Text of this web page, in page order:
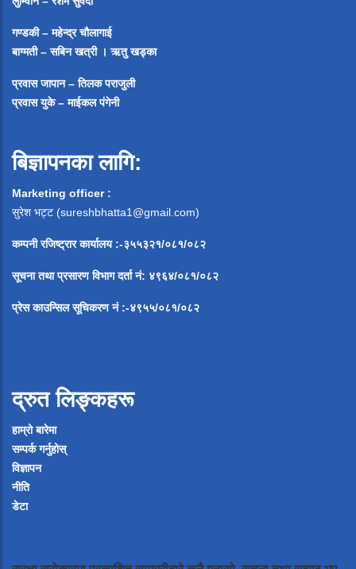
गण्डकी – महेन्द्र चौलागाई
बाग्मती – सबिन खत्री ।ऋतु खड्का
प्रवास जापान – तिलक पराजुली
प्रवास युके – माईकल पंगेनी
बिज्ञापनका लागि:
Marketing officer :
सुरेश भट्ट (sureshbhatta1@gmail.com)
कम्पनी रजिष्ट्रार कार्यालय :-३५५३२१/०८१/०८२
सूचना तथा प्रसारण विभाग दर्ता नं: ४९६४/०८१/०८२
प्रेस काउन्सिल सूचिकरण नं:-४९५५/०८१/०८२
द्रुत लिङ्कहरू
हाम्रो बारेमा
सम्पर्क गर्नुहोस्
विज्ञापन
नीति
डेटा